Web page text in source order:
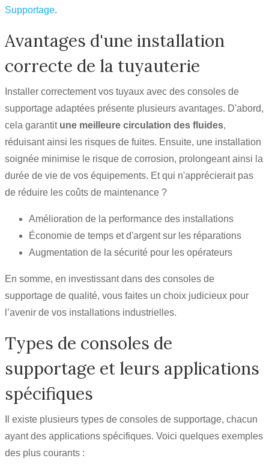
Supportage.
Avantages d'une installation
correcte de la tuyauterie
Installer correctement vos tuyaux avec des consoles de
supportage adaptées présente plusieurs avantages. D'abord,
cela garantit une meilleure circulation des fluides,
réduisant ainsi les risques de fuites. Ensuite, une installation
soignée minimise le risque de corrosion, prolongeant ainsi la
durée de vie de vos équipements. Et qui n'apprécierait pas
de réduire les coûts de maintenance ?
Amélioration de la performance des installations
Économie de temps et d'argent sur les réparations
Augmentation de la sécurité pour les opérateurs
En somme, en investissant dans des consoles de
supportage de qualité, vous faites un choix judicieux pour
l’avenir de vos installations industrielles.
Types de consoles de
supportage et leurs applications
spécifiques
Il existe plusieurs types de consoles de supportage, chacun
ayant des applications spécifiques. Voici quelques exemples
des plus courants :